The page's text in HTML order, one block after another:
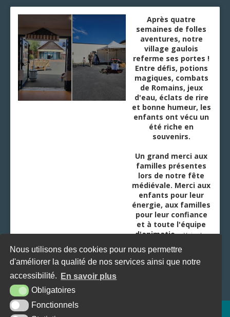
Nous utilisons des cookies pour nous permettre
d'améliorer la qualité de nos services ainsi que notre
accessibilité.
En savoir plus
Obligatoires
Fonctionnels
Après quatre
semaines de folles
aventures, notre
village gaulois
referme ses portes !
Entre défis, potions
magiques, combats
de Romains, jeux
d'eau, éclats de rire
et bonne humeur, les
enfants ont vécu un
été riche en
souvenirs.
Un grand merci aux
familles présentes
lors de notre fête
médiévale. Merci aux
enfants pour leur
énergie, aux familles
pour leur confiance
et à toute l'équipe
d'animatio ...Voir plus
Plan du site Mentions légales